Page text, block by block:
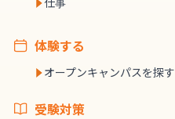
体験する
オープンキャンパスを探す
受験対策